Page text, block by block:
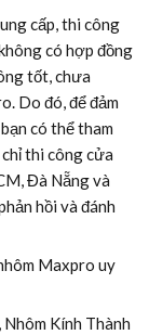
cấp, thi công
có hợp đồng
tốt, chưa
Do đó, để đảm
có thể tham
thi công cửa
Đà Nẵng và
hồi và đánh
Maxpro uy
Kính Thành